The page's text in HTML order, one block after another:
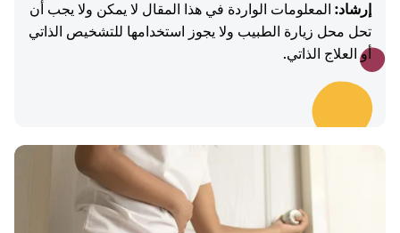
إرشاد: المعلومات الواردة في هذا المقال لا يمكن ولا يجب أن
تحل محل زيارة الطبيب ولا يجوز استخدامها للتشخيص الذاتي
أو العلاج الذاتي.